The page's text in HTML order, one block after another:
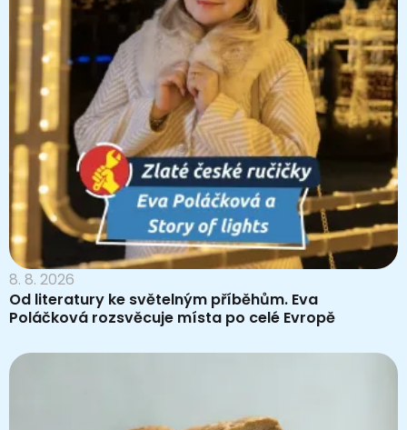
8. 8. 2026
Od literatury ke světelným příběhům. Eva
Poláčková rozsvěcuje místa po celé Evropě